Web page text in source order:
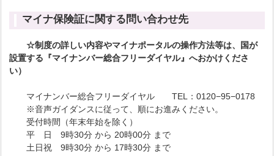
マイナ保険証に関する問い合わせ先
☆制度の詳しい内容やマイナポータルの操作方法等は、国が
設置する『マイナンバー総合フリーダイヤル』へおかけくださ
い）
マイナンバー総合フリーダイヤル TEL：0120−95−0178
※音声ガイダンスに従って、順にお進みください。
受付時間（年末年始を除く）
平 日 9時30分 から 20時00分 まで
土日祝 9時30分 から 17時30分 まで